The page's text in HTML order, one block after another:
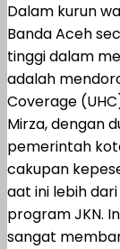
Dalam kurun
Banda Aceh
tinggi dalam
adalah
Coverage
Mirza, dengan
pemerintah
cakupan
aat ini lebih
program JKN.
sangat